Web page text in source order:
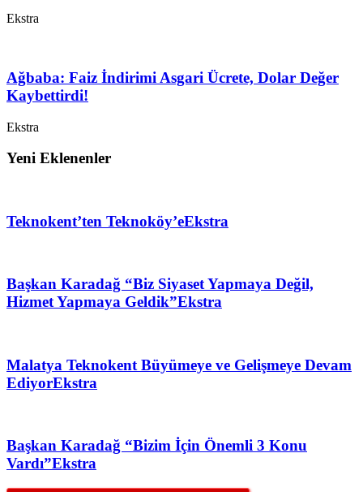
Ekstra
Ağbaba: Faiz İndirimi Asgari Ücrete, Dolar Değer
Kaybettirdi!
Ekstra
Yeni Eklenenler
Teknokent’ten Teknoköy’eEkstra
Başkan Karadağ “Biz Siyaset Yapmaya Değil,
Hizmet Yapmaya Geldik”Ekstra
Malatya Teknokent Büyümeye ve Gelişmeye Devam
EdiyorEkstra
Başkan Karadağ “Bizim İçin Önemli 3 Konu
Vardı”Ekstra